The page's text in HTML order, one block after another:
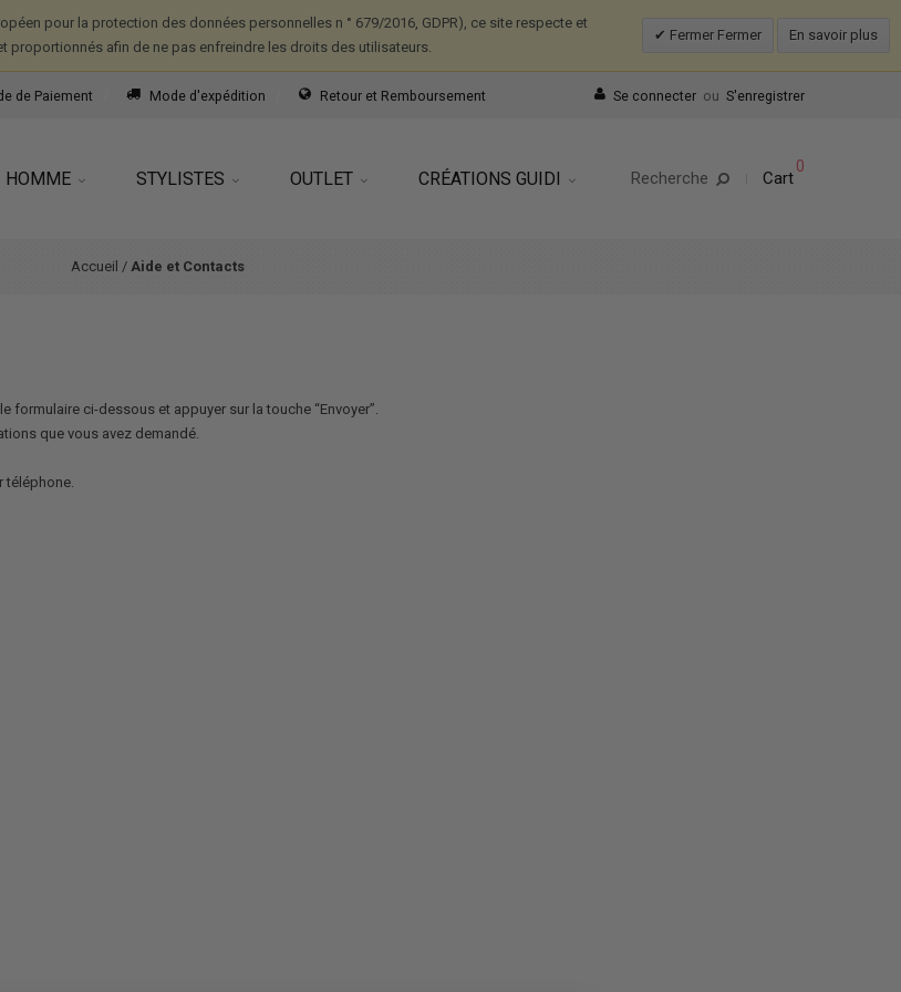
pour la protection des données personnelles n ° 679/2016, GDPR), ce site respecte et
afin de ne pas enfreindre les droits des utilisateurs.
Fermer Fermer En savoir plus
de Paiement Mode d'expédition Retour et Remboursement Se connecter ou S'enregistrer
HOMME STYLISTES OUTLET CRÉATIONS GUIDI Recherche Cart
0
Accueil / Aide et Contacts
ci-dessous et appuyer sur la touche “Envoyer”.
que vous avez demandé.
téléphone.